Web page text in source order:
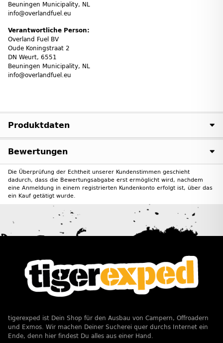
Beuningen Municipality, NL
info@overlandfuel.eu
Verantwortliche Person:
Overland Fuel BV
Oude Koningstraat 2
DN Weurt, 6551
Beuningen Municipality, NL
info@overlandfuel.eu
Produktdaten
Bewertungen
Die Überprüfung der Echtheit unserer Kundenstimmen geschieht
dadurch, dass die Bewertungsabgabe erst ermöglicht wird, nachdem
eine Anmeldung in einem registrierten Kundenkonto erfolgt ist, über das
ein Kauf getätigt wurde.
tigerexped ist Dein Shop für den Ausbau von Campern, Offroadern
und Exmos. Wir machen Deiner Sucherei quer durchs Internet ein
Ende, denn hier findest Du alles aus einer Hand.